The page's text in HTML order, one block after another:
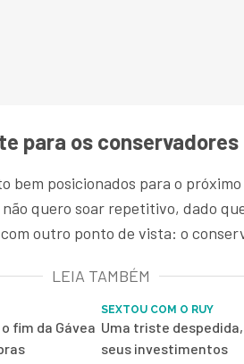
para os conservadores
bem posicionados para o
quero soar repetitivo, dado
outro ponto de vista: o
LEIA TAMBÉM
fim da Gávea
SEXTOU COM O RUY
Uma triste
seus investimentos